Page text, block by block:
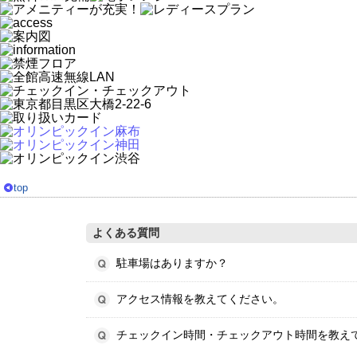
top
よくある質問
駐車場はありますか？
アクセス情報を教えてください。
チェックイン時間・チェックアウト時間を教え